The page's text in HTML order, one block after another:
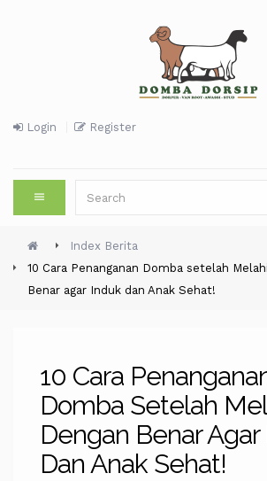
Login Register
Index Berita
10 Cara Penanganan Domba setelah
Benar agar Induk dan Anak Sehat!
10 Cara
Domba Setelah
Dengan Benar
Dan Anak Sehat!